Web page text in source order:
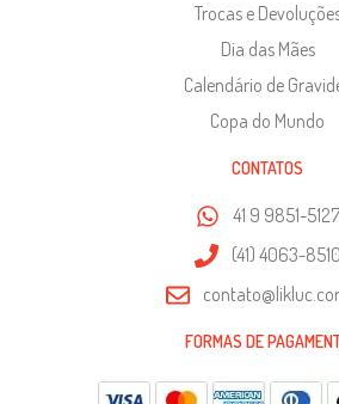
Trocas e
Dia das Mães
Calendário de
Copa do Mundo
CONTATOS
41 9 9851-5127
(41) 4063-8510
FORMAS DE